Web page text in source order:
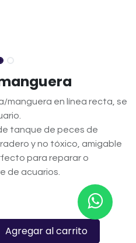
manguera en línea recta, se
tanque de peces de
y no tóxico, amigable
para reparar o
de acuarios.
Agregar al carrito